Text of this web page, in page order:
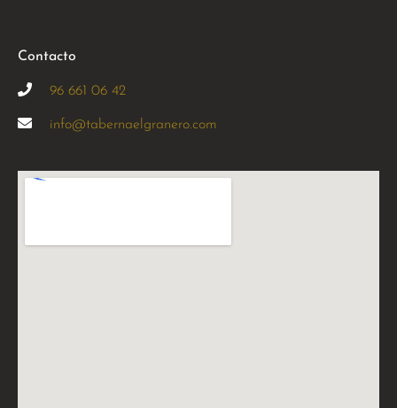
Contacto
96 661 06 42
info@tabernaelgranero.com